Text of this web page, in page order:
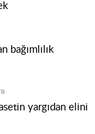
bağımlılık
yargıdan elini